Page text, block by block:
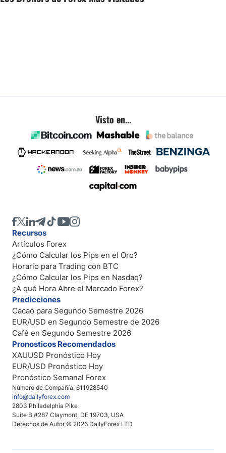
Visto en...
Número de Compañía: 611928540
info@dailyforex.com
2803 Philadelphia Pike
Suite B #287 Claymont, DE 19703, USA
Derechos de Autor © 2026 DailyForex LTD
Recursos
Artículos Forex
¿Cómo Calcular los Pips en el Oro?
Horario para Trading con BTC
¿Cómo Calcular los Pips en Nasdaq?
¿A qué Hora Abre el Mercado Forex?
Predicciones
Cacao para Segundo Semestre 2026
EUR/USD en Segundo Semestre de 2026
Café en Segundo Semestre 2026
Pronosticos Recomendados
XAUUSD Pronóstico Hoy
EUR/USD Pronóstico Hoy
Pronóstico Semanal Forex